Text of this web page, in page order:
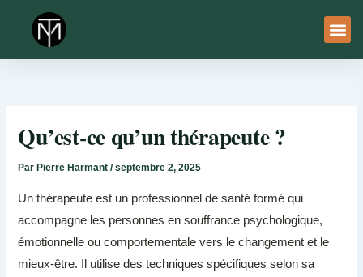
contenu
Qu’est-ce qu’un thérapeute ?
Par Pierre Harmant/septembre 2, 2025
Un thérapeute est un professionnel de santé formé qui
accompagne les personnes en souffrance psychologique,
émotionnelle ou comportementale vers le changement et le
mieux-être. Il utilise des techniques spécifiques selon sa